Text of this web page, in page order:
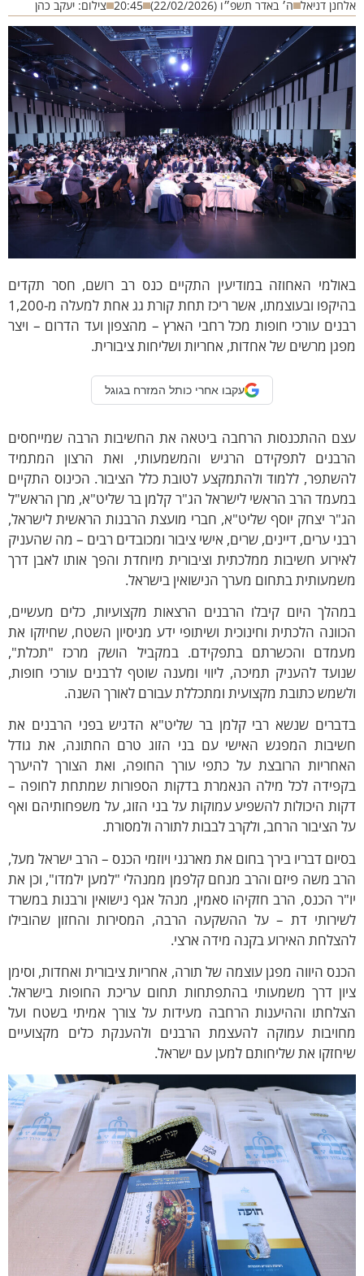
דניאל ה׳ באדר תשפ״ו (22/02/2026) 20:45 צילום: יעקב כהן
האחוזה במודיעין התקיים כנס רב רושם, חסר תקדים
בהיקפו ובעוצמתו, אשר ריכז תחת קורת גג אחת למעלה מ-1,200
עורכי חופות מכל רחבי הארץ – מהצפון ועד הדרום – ויצר
מרשים של אחדות, אחריות ושליחות ציבורית.
עקבו אחרי כותל המזרח בגוגל
ההתכנסות הרחבה ביטאה את החשיבות הרבה שמייחסים
לתפקידם הרגיש והמשמעותי, ואת הרצון המתמיד
ללמוד ולהתמקצע לטובת כלל הציבור. הכינוס התקיים
הרב הראשי לישראל הג"ר קלמן בר שליט"א, מרן הראש"ל
יצחק יוסף שליט"א, חברי מועצת הרבנות הראשית לישראל,
ערים, דיינים, שרים, אישי ציבור ומכובדים רבים – מה שהעניק
חשיבות ממלכתית וציבורית מיוחדת והפך אותו לאבן דרך
בתחום מערך הנישואין בישראל.
היום קיבלו הרבנים הרצאות מקצועיות, כלים מעשיים,
הלכתית וחינוכית ושיתופי ידע מניסיון השטח, שחיזקו את
והכשרתם בתפקידם. במקביל הושק מרכז "תכלת",
להעניק תמיכה, ליווי ומענה שוטף לרבנים עורכי חופות,
כתובת מקצועית ומתכללת עבורם לאורך השנה.
שנשא רבי קלמן בר שליט"א הדגיש בפני הרבנים את
המפגש האישי עם בני הזוג טרם החתונה, את גודל
הרובצת על כתפי עורך החופה, ואת הצורך להיערך
לכל מילה הנאמרת בדקות הספורות שמתחת לחופה –
היכולות להשפיע עמוקות על בני הזוג, על משפחותיהם ואף
הציבור הרחב, ולקרב לבבות לתורה ולמסורת.
דבריו בירך בחום את מארגני ויוזמי הכנס – הרב ישראל מעל,
משה פיזם והרב מנחם קלפמן ממנהלי "למען ילמדו", וכן את
הכנס, הרב חזקיהו סאמין, מנהל אגף נישואין ורבנות במשרד
דת – על ההשקעה הרבה, המסירות והחזון שהובילו
האירוע בקנה מידה ארצי.
היווה מפגן עוצמה של תורה, אחריות ציבורית ואחדות, וסימן
דרך משמעותי בהתפתחות תחום עריכת החופות בישראל.
וההיענות הרחבה מעידות על צורך אמיתי בשטח ועל
עמוקה להעצמת הרבנים ולהענקת כלים מקצועיים
את שליחותם למען עם ישראל.